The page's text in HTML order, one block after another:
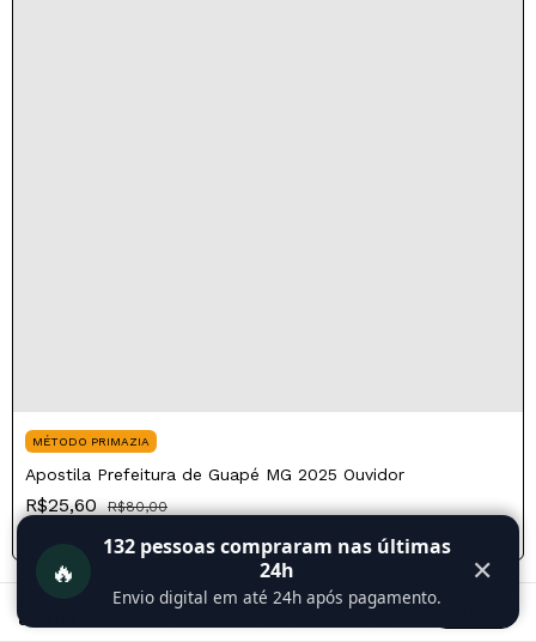
Ao navegar por este sitevocê aceita o uso de
cookies
MÉTODO PRIMAZIA
Apostila Prefeitura de Guapé MG 2025 Ouvidor
R$25,60 R$80,00
🔥
132 pessoas compraram nas últimas
24h
Envio digital em até 24h após pagamento.
✕